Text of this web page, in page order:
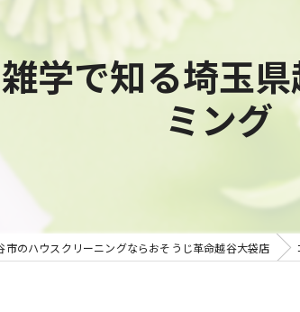
学で知る埼玉
ミング
市のハウスクリーニングならおそうじ革命越谷大袋店